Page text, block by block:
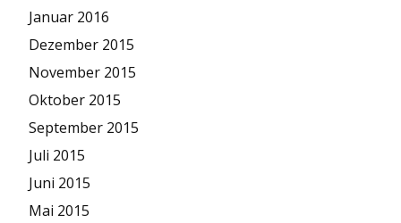
Januar 2016
Dezember 2015
November 2015
Oktober 2015
September 2015
Juli 2015
Juni 2015
Mai 2015